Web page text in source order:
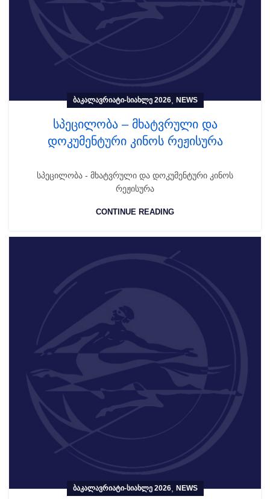
ᲑᲐᲙᲐᲚᲐᲕᲠᲘᲐᲢᲘ-ᲡᲘᲐᲮᲚᲔ 2026, NEWS
სპეცილობა – მხატვრული და
დოკუმენტური კინოს რეჟისურა
სპეცილობა - მხატვრული და დოკუმენტური კინოს
რეჟისურა
CONTINUE READING
ᲑᲐᲙᲐᲚᲐᲕᲠᲘᲐᲢᲘ-ᲡᲘᲐᲮᲚᲔ 2026, NEWS